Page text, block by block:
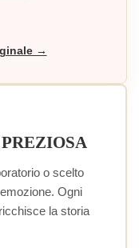
→
o scelto
Ogni
la storia